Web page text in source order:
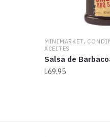
MINIMARKET,
ACEITES
Salsa de
L69.95